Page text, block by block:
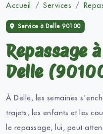
Accueil Services
Service à Delle 90100
Repassage
Delle
À Delle, les semaines
trajets, les enfants et les
le repassage, lui, peut